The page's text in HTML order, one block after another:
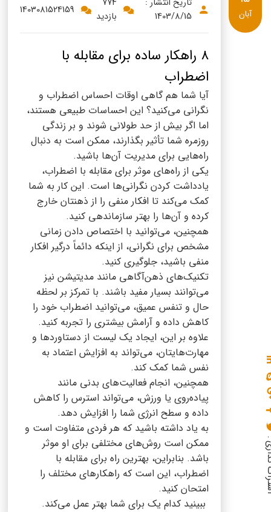
سینما دوماس
دانستنی های سلامت
گالری تصاویر
English
Russian
Arabic
Turkish
1403/8/15
بازدید
1403081524159 آبان
۸ راهکار ساده برای مقابله با
اضطراب
آیا شما هم گاهی اوقات احساس اضطراب و
نگرانی می‌کنید؟ این احساسات طبیعی هستند،
اما اگر بیش از حد طولانی شوند و بر زندگی
روزمره شما تأثیر بگذارند، ممکن است به دنبال
راه‌هایی برای مدیریت آن‌ها باشید.
یکی از راه‌های موثر برای مقابله با اضطراب،
یادداشت کردن نگرانی‌ها است. این کار به شما
کمک می‌کند تا افکار منفی را از ذهنتان خارج
کرده و آن‌ها را بهتر سازماندهی کنید.
همچنین، می‌توانید با اختصاص دادن زمانی
مشخص برای نگرانی، از اینکه دائماً درگیر افکار
منفی باشید، جلوگیری کنید.
تکنیک‌های ذهن‌آگاهی مانند مدیتیشن نیز
می‌توانند بسیار مفید باشند. با تمرکز بر لحظه
حال و تنفس عمیق، می‌توانید اضطراب خود را
کاهش داده و آرامش بیشتری را تجربه کنید.
علاوه بر این، ایجاد یک لیست از دستاوردها و
مهارت‌هایتان، می‌تواند به افزایش اعتماد به
نفس شما کمک کند.
همچنین، انجام فعالیت‌های بدنی مانند
پیاده‌روی یا ورزش، می‌تواند استرس را کاهش
داده و سطح انرژی شما را افزایش دهد.
به یاد داشته باشید که هر فردی متفاوت است و
ممکن است روش‌های مختلفی برای او موثر
باشد. بنابراین، بهترین راه برای مقابله با
اضطراب، این است که راهکارهای مختلف را
امتحان کنید.
ببینید کدام یک برای شما بهتر عمل می‌کند.
: